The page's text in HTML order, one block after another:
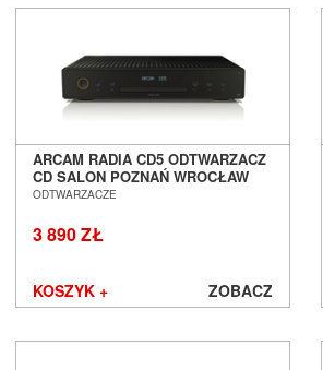
Musical Fidelity
Music Hall
Mytek
Nagaoka
Naim Audio
Nordost
Octave
Omnimount
ARCAM RADIA CD5 ODTWARZACZ
CD SALON POZNAŃ WROCŁAW
ODTWARZACZE
3 890 ZŁ
KOSZYK + ZOBACZ